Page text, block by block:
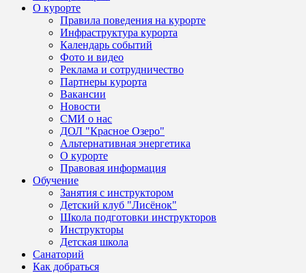
О курорте
Правила поведения на курорте
Инфраструктура курорта
Календарь событий
Фото и видео
Реклама и сотрудничество
Партнеры курорта
Вакансии
Новости
СМИ о нас
ДОЛ "Красное Озеро"
Альтернативная энергетика
О курорте
Правовая информация
Обучение
Занятия с инструктором
Детский клуб "Лисёнок"
Школа подготовки инструкторов
Инструкторы
Детская школа
Санаторий
Как добраться